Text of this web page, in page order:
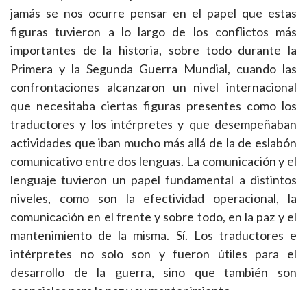
jamás se nos ocurre pensar en el papel que estas
figuras tuvieron a lo largo de los conflictos más
importantes de la historia, sobre todo durante la
Primera y la Segunda Guerra Mundial, cuando las
confrontaciones alcanzaron un nivel internacional
que necesitaba ciertas figuras presentes como los
traductores y los intérpretes y que desempeñaban
actividades que iban mucho más allá de la de eslabón
comunicativo entre dos lenguas. La comunicación y el
lenguaje tuvieron un papel fundamental a distintos
niveles, como son la efectividad operacional, la
comunicación en el frente y sobre todo, en la paz y el
mantenimiento de la misma. Sí. Los traductores e
intérpretes no solo son y fueron útiles para el
desarrollo de la guerra, sino que también son